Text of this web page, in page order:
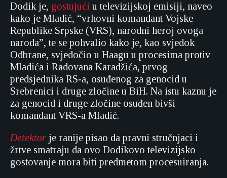
Dodik je, gostujući u televizijskoj emisiji, naveo
kako je Mladić, “vrhovni komandant Vojske
Republike Srpske (VRS), narodni heroj ovoga
naroda”, te se pohvalio kako je, kao svjedok
Odbrane, svjedočio u Haagu u procesima protiv
Mladića i Radovana Karadžića, prvog
predsjednika RS-a, osuđenog za genocid u
Srebrenici i druge zločine u BiH. Na istu kaznu je
za genocid i druge zločine osuđen bivši
komandant VRS-a Mladić.
Detektor je ranije pisao da pravni stručnjaci i
žrtve smatraju da ovo Dodikovo televizijsko
gostovanje mora biti predmetom procesuiranja.